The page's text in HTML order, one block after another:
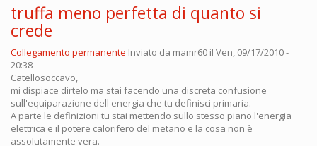
truffa meno perfetta di quanto si
crede
Collegamento permanente Inviato da mamr60 il Ven, 09/17/2010 -
20:38
Catellosoccavo,
mi dispiace dirtelo ma stai facendo una discreta confusione
sull'equiparazione dell'energia che tu definisci primaria.
A parte le definizioni tu stai mettendo sullo stesso piano l'energia
elettrica e il potere calorifero del metano e la cosa non è
assolutamente vera.